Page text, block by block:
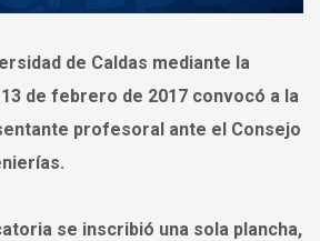
de Caldas mediante la
de febrero de 2017 convocó a la
profesoral ante el Consejo
se inscribió una sola plancha,